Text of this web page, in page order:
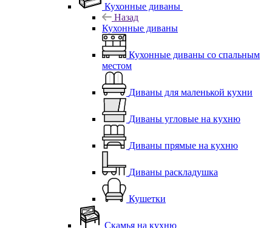
Кухонные диваны
Назад
Кухонные диваны
Кухонные диваны со спальным
местом
Диваны для маленькой кухни
Диваны угловые на кухню
Диваны прямые на кухню
Диваны раскладушка
Кушетки
Скамья на кухню